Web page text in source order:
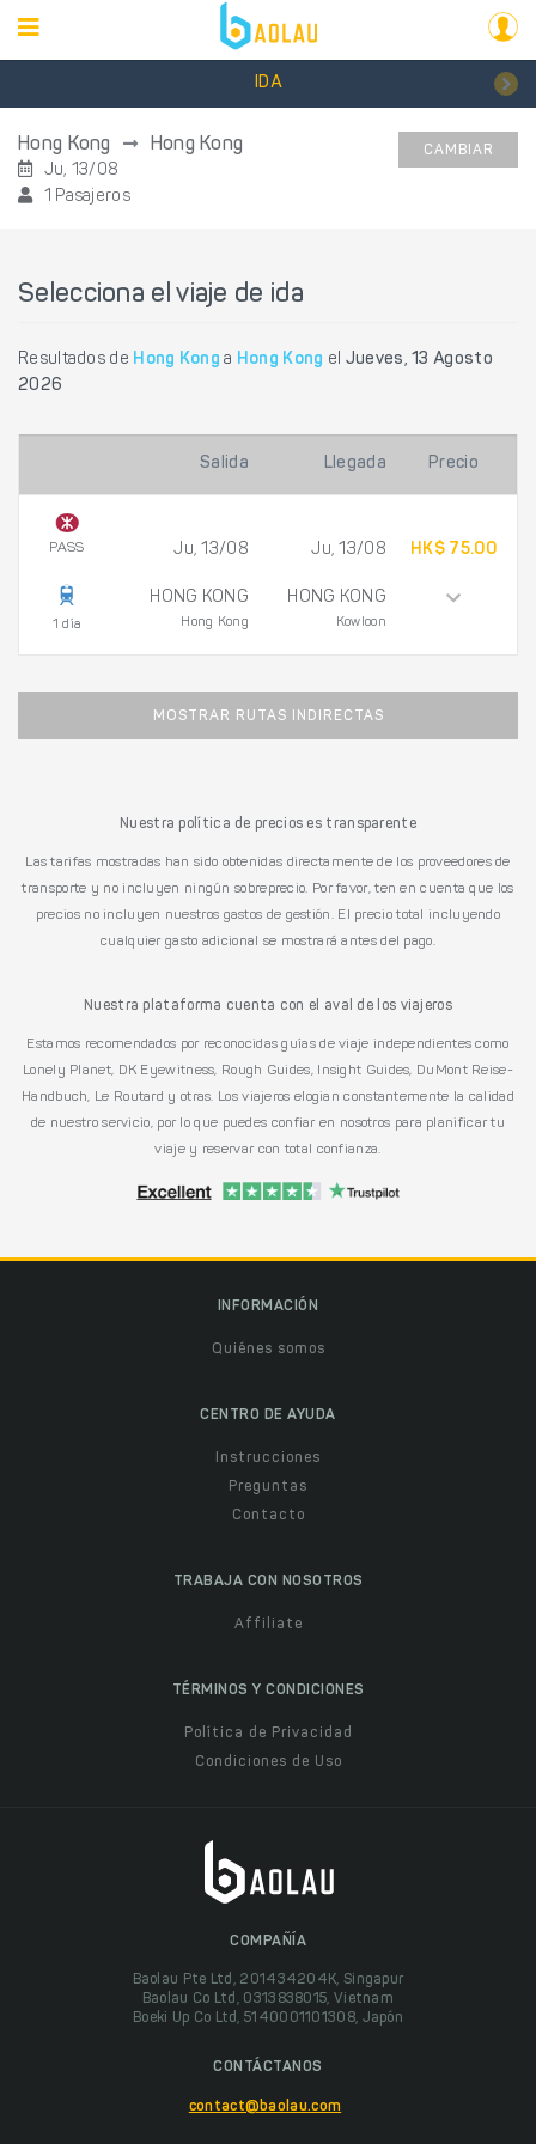
IDA
Hong Kong Hong Kong
Ju, 13/08
1 Pasajeros
CAMBIAR
Selecciona el viaje de ida
Resultados de Hong Kong a Hong Kong el Jueves, 13 Agosto
2026
Salida Llegada Precio
PASS
1 día
Ju, 13/08
HONG KONG
Hong Kong
Ju, 13/08
HONG KONG
Kowloon
HK$ 75.00
MOSTRAR RUTAS INDIRECTAS
Nuestra política de precios es transparente
Las tarifas mostradas han sido obtenidas directamente de los proveedores de
transporte y no incluyen ningún sobreprecio. Por favor, ten en cuenta que los
precios no incluyen nuestros gastos de gestión. El precio total incluyendo
cualquier gasto adicional se mostrará antes del pago.
Nuestra plataforma cuenta con el aval de los viajeros
Estamos recomendados por reconocidas guías de viaje independientes como
Lonely Planet, DK Eyewitness, Rough Guides, Insight Guides, DuMont Reise-
Handbuch, Le Routard y otras. Los viajeros elogian constantemente la calidad
de nuestro servicio, por lo que puedes confiar en nosotros para planificar tu
viaje y reservar con total confianza.
INFORMACIÓN
Quiénes somos
CENTRO DE AYUDA
Instrucciones
Preguntas
Contacto
TRABAJA CON NOSOTROS
Affiliate
TÉRMINOS Y CONDICIONES
Política de Privacidad
Condiciones de Uso
COMPAÑÍA
Baolau Pte Ltd, 201434204K, Singapur
Baolau Co Ltd, 0313838015, Vietnam
Boeki Up Co Ltd, 5140001101308, Japón
CONTÁCTANOS
contact@baolau.com